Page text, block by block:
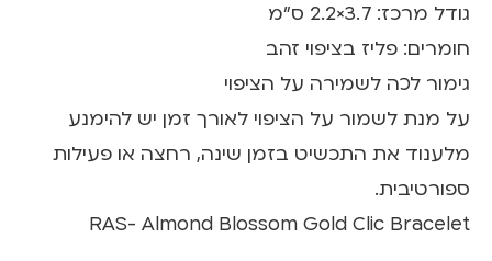
גודל מרכז: 3.7×2.2 ס"מ
חומרים: פליז בציפוי זהב
גימור לכה לשמירה על הציפוי
על מנת לשמור על הציפוי לאורך זמן יש להימנע
מלענוד את התכשיט בזמן שינה, רחצה או פעילות
ספורטיבית.
RAS- Almond Blossom Gold Clic Bracelet